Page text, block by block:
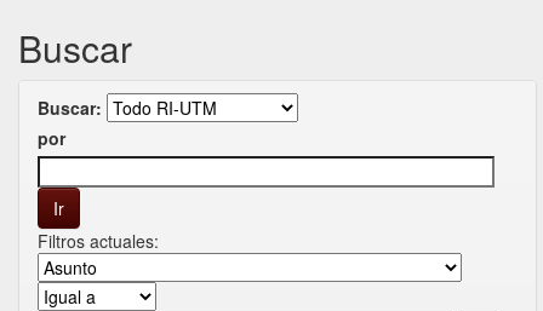
Buscar
Buscar:
por
Filtros actuales: